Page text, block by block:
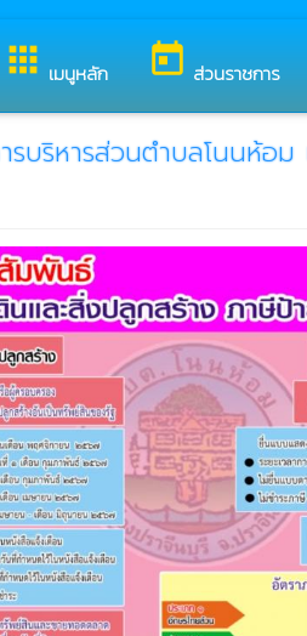
apps เมนูหลัก today ส่วนราชการ
บริหารส่วนตำบลโนนห้อ